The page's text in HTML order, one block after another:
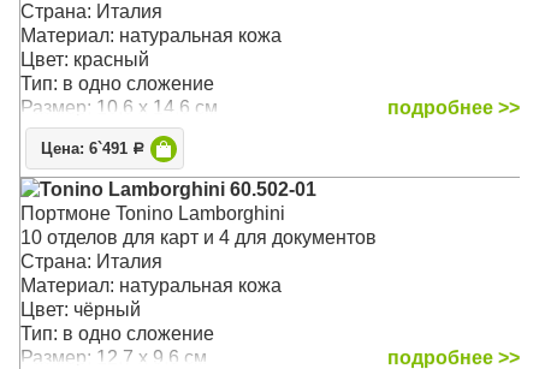
Страна: Италия
Материал: натуральная кожа
Цвет: красный
Тип: в одно сложение
Размер: 10.6 x 14.6 см
подробнее >>
Цена: 6`491 Р
Tonino Lamborghini 60.502-01
Портмоне Tonino Lamborghini
10 отделов для карт и 4 для документов
Страна: Италия
Материал: натуральная кожа
Цвет: чёрный
Тип: в одно сложение
Размер: 12.7 x 9.6 см
подробнее >>